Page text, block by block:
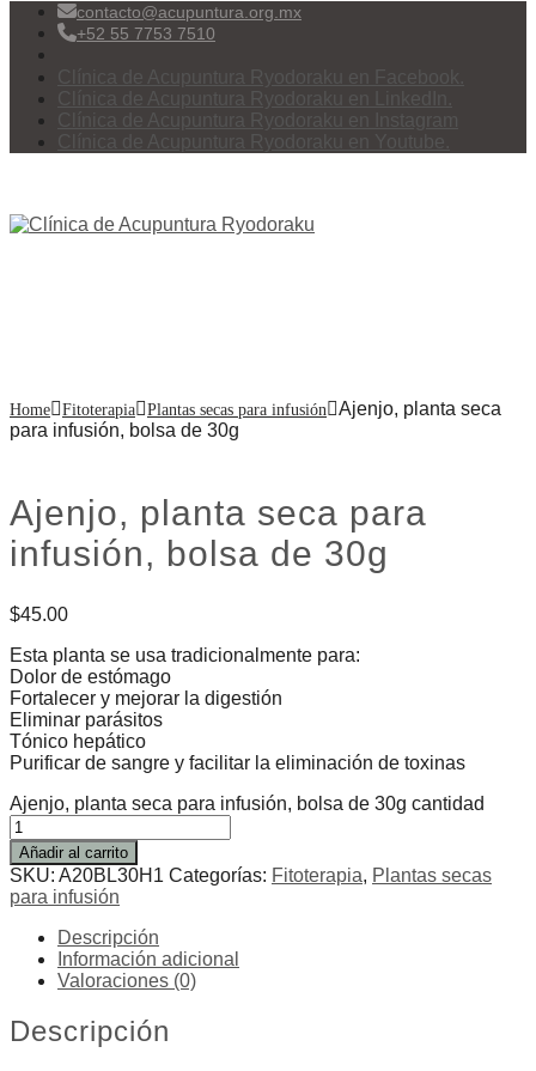
contacto@acupuntura.org.mx
+52 55 7753 7510
Clínica de Acupuntura Ryodoraku en Facebook.
Clínica de Acupuntura Ryodoraku en LinkedIn.
Clínica de Acupuntura Ryodoraku en Instagram
Clínica de Acupuntura Ryodoraku en Youtube.
Home Fitoterapia Plantas secas para infusión
Ajenjo, planta seca
para infusión, bolsa de 30g
Ajenjo, planta seca para
infusión, bolsa de 30g
$45.00
Esta planta se usa tradicionalmente para:
Dolor de estómago
Fortalecer y mejorar la digestión
Eliminar parásitos
Tónico hepático
Purificar de sangre y facilitar la eliminación de toxinas
Ajenjo, planta seca para infusión, bolsa de 30g cantidad
Añadir al carrito
SKU: A20BL30H1 Categorías: Fitoterapia, Plantas secas
para infusión
Descripción
Información adicional
Valoraciones (0)
Descripción